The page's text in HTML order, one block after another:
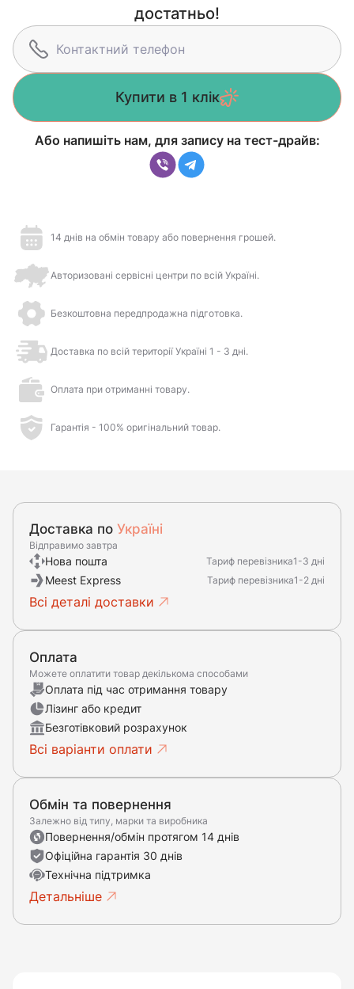
достатньо!
Купити в 1 клік
Або напишіть нам, для запису на тест-драйв:
14 днів на обмін товару або повернення грошей.
Авторизовані сервісні центри по всій Україні.
Безкоштовна передпродажна підготовка.
Доставка по всій території Україні 1 - 3 дні.
Оплата при отриманні товару.
Гарантія - 100% оригінальний товар.
Доставка по Україні
Відправимо завтра
Нова пошта Тариф перевізника1-3 дні
Meest Express Тариф перевізника1-2 дні
Всі деталі доставки
Оплата
Можете оплатити товар декількома способами
Оплата під час отримання товару
Лізинг або кредит
Безготівковий розрахунок
Всі варіанти оплати
Обмін та повернення
Залежно від типу, марки та виробника
Повернення/обмін протягом 14 днів
Офіційна гарантія 30 днів
Технічна підтримка
Детальніше